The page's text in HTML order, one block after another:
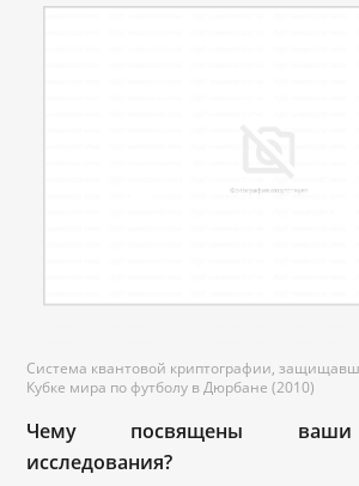
Система квантовой криптографии,
Кубке мира по футболу в Дюрбане (2010)
Чему посвящены ваши
исследования?